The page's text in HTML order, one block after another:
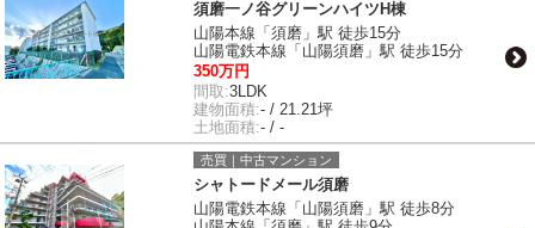
須磨一ノ谷グリーンハイツH棟
山陽本線「須磨」駅 徒歩15分
山陽電鉄本線「山陽須磨」駅 徒歩15分
350万円
間取:3LDK
建物面積:- / 21.21坪
土地面積:- / -
売買｜中古マンション
シャトードメール須磨
山陽電鉄本線「山陽須磨」駅 徒歩8分